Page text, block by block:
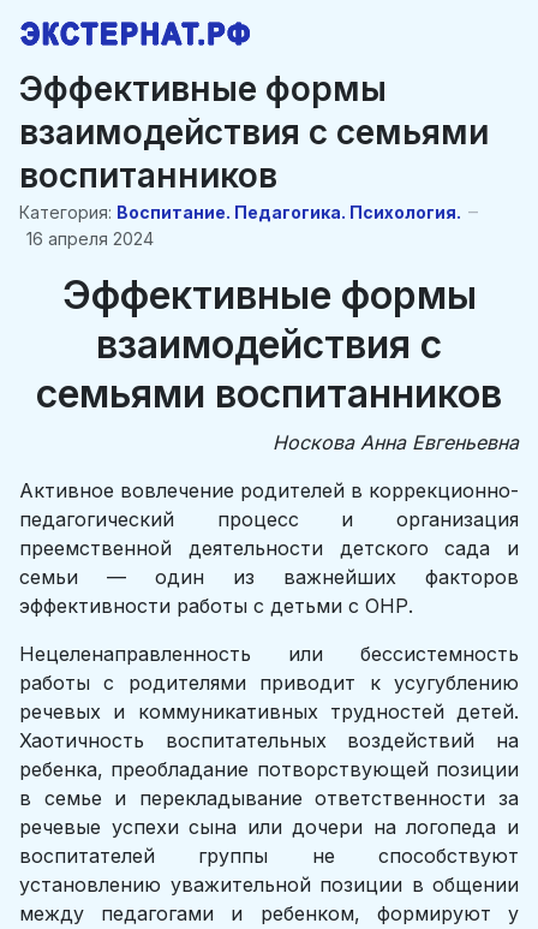
Эффективные формы
взаимодействия с семьями
воспитанников
Категория: Воспитание. Педагогика. Психология.
16 апреля 2024
Эффективные формы
взаимодействия с
семьями воспитанников
Носкова Анна Евгеньевна
Активное вовлечение родителей в коррекционно-
педагогический процесс и организация
преемственной деятельности детского сада и
семьи — один из важнейших факторов
эффективности работы с детьми с ОНР.
Нецеленаправленность или бессистемность
работы с родителями приводит к усугублению
речевых и коммуникативных трудностей детей.
Хаотичность воспитательных воздействий на
ребенка, преобладание потворствующей позиции
в семье и перекладывание ответственности за
речевые успехи сына или дочери на логопеда и
воспитателей группы не способствуют
установлению уважительной позиции в общении
между педагогами и ребенком, формируют у